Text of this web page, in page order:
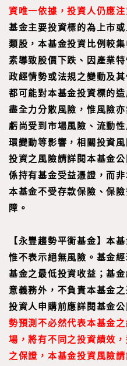
資唯一依據，投資人仍應
基金主要投資標的為上市
類股，本基金投資比例較
素導致股價下跌、因產業
政經情勢或法規之變動及
都可能對本基金投資標的
盡全力分散風險，惟風險
虧尚受到市場風險、流動
環變動等影響，相關投資
投資之風險請詳閱本基金
係持有基金受益憑證，而
本基金不受存款保險、保
障。
【永豐趨勢平衡基金】本
惟不表示絕無風險。基金
基金之最低投資收益；基
意義務外，不負責本基金
投資人申購前應詳閱基金
勢預測不必然代表本基金
場，將有不同之投資績效
之保證，本基金投資風險